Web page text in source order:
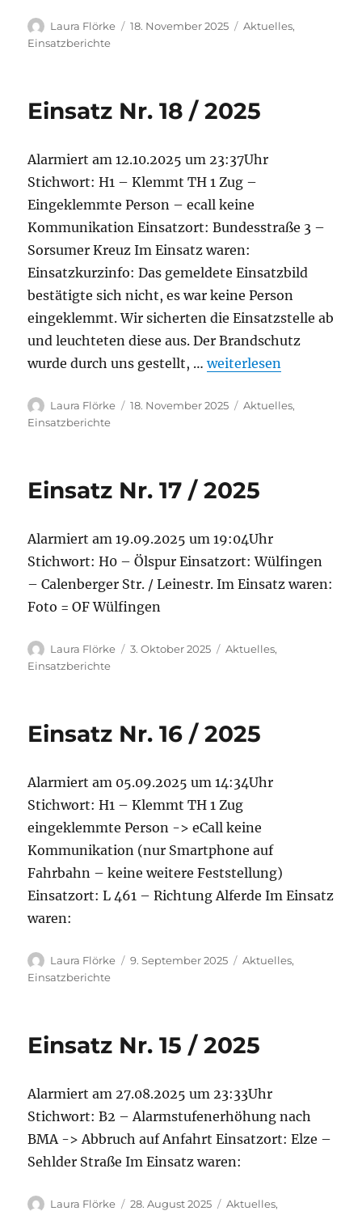
Autor
Laura Flörke
Veröffentlicht
18. November 2025 Kategorien
Aktuelles,
Einsatzberichte
Einsatz Nr. 18 / 2025
Alarmiert am 12.10.2025 um 23:37Uhr
Stichwort: H1 – Klemmt TH 1 Zug –
Eingeklemmte Person – ecall keine
Kommunikation Einsatzort: Bundesstraße 3 –
Sorsumer Kreuz Im Einsatz waren:
Einsatzkurzinfo: Das gemeldete Einsatzbild
bestätigte sich nicht, es war keine Person
eingeklemmt. Wir sicherten die Einsatzstelle ab
und leuchteten diese aus. Der Brandschutz
wurde durch uns gestellt, …„Einsatz Nr. 18 / 2025“
weiterlesen
Autor
Laura Flörke
Veröffentlicht
18. November 2025 Kategorien
Aktuelles,
Einsatzberichte
Einsatz Nr. 17 / 2025
Alarmiert am 19.09.2025 um 19:04Uhr
Stichwort: H0 – Ölspur Einsatzort: Wülfingen
– Calenberger Str. / Leinestr. Im Einsatz waren:
Foto = OF Wülfingen
Autor
Laura Flörke
Veröffentlicht
3. Oktober 2025 Kategorien
Aktuelles,
Einsatzberichte
Einsatz Nr. 16 / 2025
Alarmiert am 05.09.2025 um 14:34Uhr
Stichwort: H1 – Klemmt TH 1 Zug
eingeklemmte Person -> eCall keine
Kommunikation (nur Smartphone auf
Fahrbahn – keine weitere Feststellung)
Einsatzort: L 461 – Richtung Alferde Im Einsatz
waren:
Autor
Laura Flörke
Veröffentlicht
9. September 2025 Kategorien
Aktuelles,
Einsatzberichte
Einsatz Nr. 15 / 2025
Alarmiert am 27.08.2025 um 23:33Uhr
Stichwort: B2 – Alarmstufenerhöhung nach
BMA -> Abbruch auf Anfahrt Einsatzort: Elze –
Sehlder Straße Im Einsatz waren:
Autor
Laura Flörke Veröffentlicht
28. August 2025 Kategorien
Aktuelles,